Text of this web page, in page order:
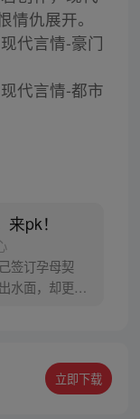
仇展开。
代言情-豪门
代言情-都市
pk！
签订孕母契
水面，却更加
编自公子衍的
立即下载